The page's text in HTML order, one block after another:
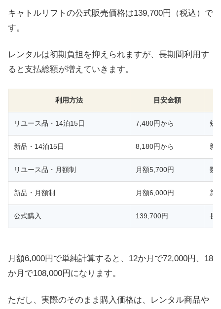
キャトルリフトの公式販売価格は139,700円（税込）で
す。
レンタルは初期負担を抑えられますが、長期間利用す
ると支払総額が増えていきます。
利用方法 目安金額
リユース品・14泊15日 7,480円から 短
新品・14泊15日 8,180円から 新
リユース品・月額制 月額5,700円 数
新品・月額制 月額6,000円 新
公式購入 139,700円 長
月額6,000円で単純計算すると、12か月で72,000円、18
か月で108,000円になります。
ただし、実際のそのまま購入価格は、レンタル商品や